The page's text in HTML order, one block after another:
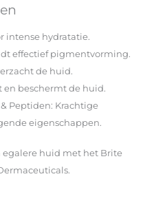
intense hydratatie.
effectief pigmentvorming.
de huid.
en beschermt de huid.
Peptiden: Krachtige
eigenschappen.
egalere huid met het Brite